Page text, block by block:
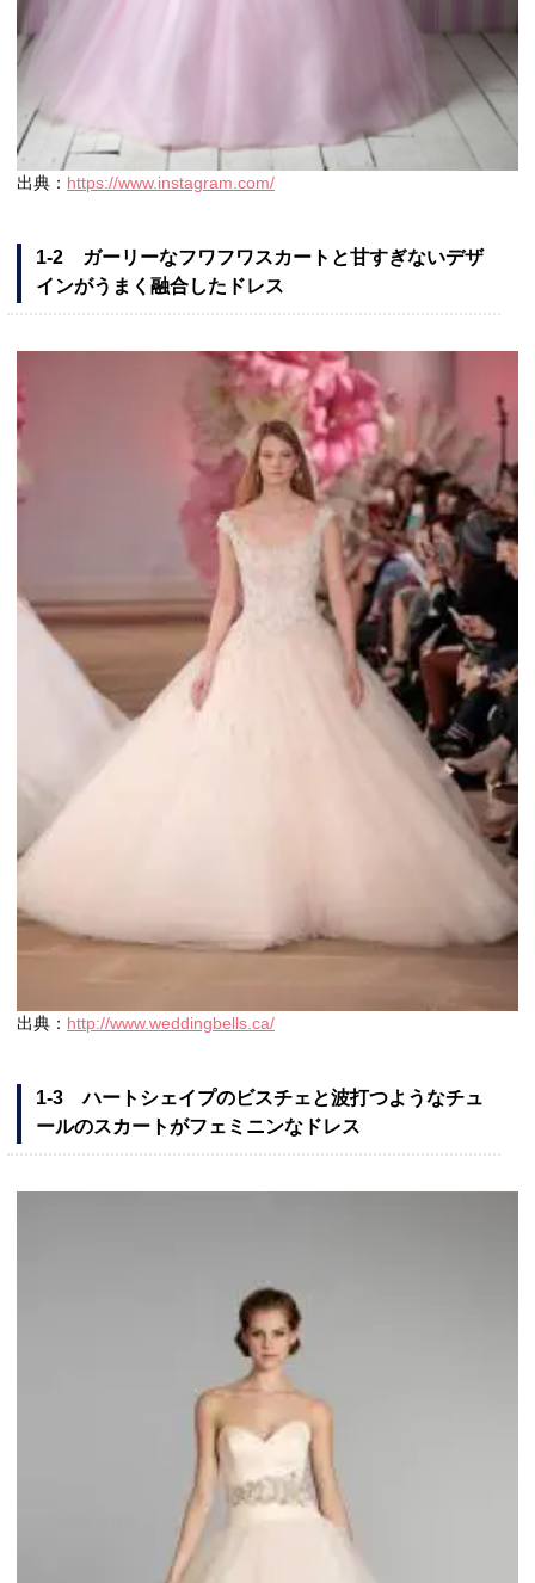
出典： https://www.instagram.com/
1-2 ガーリーなフワフワスカートと甘すぎないデザ
インがうまく融合したドレス
出典： http://www.weddingbells.ca/
1-3 ハートシェイプのビスチェと波打つようなチュ
ールのスカートがフェミニンなドレス